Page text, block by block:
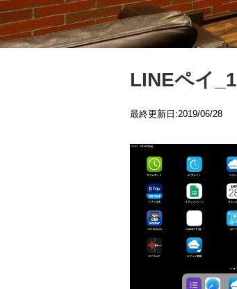
LINEペイ_1
最終更新日:2019/06/28